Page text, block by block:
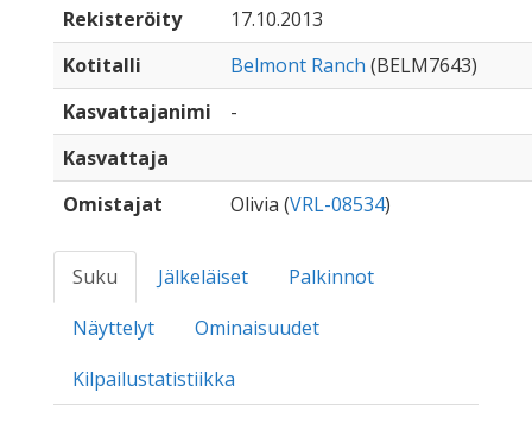
Rekisteröity
17.10.2013
Kotitalli
Belmont Ranch (BELM7643)
Kasvattajanimi
-
Kasvattaja
Omistajat
Olivia (VRL-08534)
Suku Jälkeläiset
Palkinnot
Näyttelyt
Ominaisuudet
Kilpailustatistiikka